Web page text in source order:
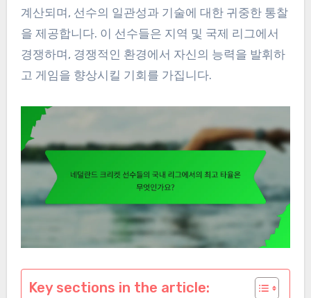
계산되며, 선수의 일관성과 기술에 대한 귀중한 통찰
을 제공합니다. 이 선수들은 지역 및 국제 리그에서
경쟁하며, 경쟁적인 환경에서 자신의 능력을 발휘하
고 게임을 향상시킬 기회를 가집니다.
Key sections in the article: